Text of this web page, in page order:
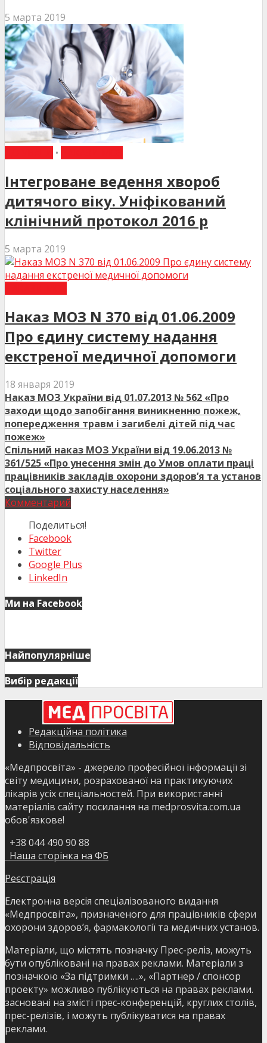
5 марта 2019
•
Інтегроване ведення хвороб
дитячого віку. Уніфікований
клінічний протокол 2016 р
5 марта 2019
Наказ МОЗ N 370 від 01.06.2009
Про єдину систему надання
екстреної медичної допомоги
18 января 2019
Наказ МОЗ України від 01.07.2013 № 562 «Про
заходи щодо запобігання виникненню пожеж,
попередження травм і загибелі дітей під час
пожеж»
Спільний наказ МОЗ України від 19.06.2013 №
361/525 «Про унесення змін до Умов оплати праці
працівників закладів охорони здоров’я та установ
соціального захисту населення»
Комментарий
Поделиться!
Facebook
Twitter
Google Plus
LinkedIn
Ми на Facebook
Найпопулярніше
Вибір редакції
Редакційна політика
Відповідальність
«Медпросвіта» - джерело професійної інформації зі
світу медицини, розрахованої на практикуючих
лікарів усіх спеціальностей. При використанні
матеріалів сайту посилання на medprosvita.com.ua
обов'язкове!
+38 044 490 90 88
Наша сторінка на ФБ
Реєстрація
Електронна версія спеціалізованого видання
«Медпросвіта», призначеного для працівників сфери
охорони здоров’я, фармакології та медичних установ.
Матеріали, що містять позначку Прес-реліз, можуть
бути опубліковані на правах реклами. Матеріали з
позначкою «За підтримки ….», «Партнер / спонсор
проекту» можливо публікуються на правах реклами.
засновані на змісті прес-конференцій, круглих столів,
прес-релізів, і можуть публікуватися на правах
реклами.